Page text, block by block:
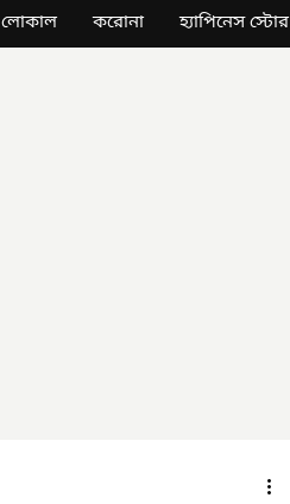
লোকাল করোনা হ্যাপিনেস স্টোর